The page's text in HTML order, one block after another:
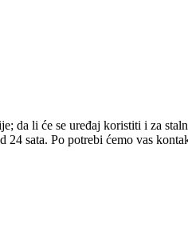
da li će se uređaj koristiti i za
sata. Po potrebi ćemo vas